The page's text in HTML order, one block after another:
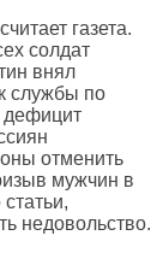
газета.
солдат
внял
службы по
дефицит
отменить
мужчин в
недовольство.